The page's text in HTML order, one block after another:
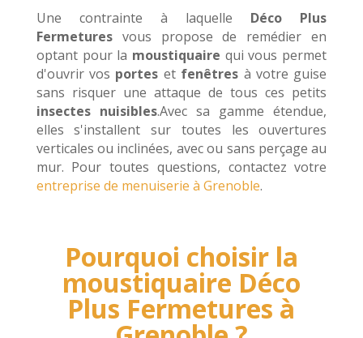
Une contrainte à laquelle Déco Plus
Fermeturesvous propose de remédier en
optant pour la moustiquaire qui vous permet
d'ouvrir vos portes et fenêtres à votre guise
sans risquer une attaque de tous ces petits
insectes nuisibles.Avec sa gamme étendue,
elles s'installent sur toutes les ouvertures
verticales ou inclinées, avec ou sans perçage au
mur. Pour toutes questions, contactez votre
entreprise de menuiserie à Grenoble.
Pourquoi choisir la
moustiquaire Déco
Plus Fermetures à